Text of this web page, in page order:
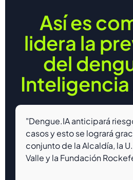
Así es
lidera la
del
"Dengue.IA anticipará
casos y esto se logrará
conjunto de la Alcaldía, la
Valle y la Fundación